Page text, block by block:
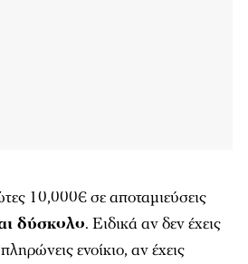
10,000€ σε αποταμιεύσεις
δύσκολο. Ειδικά αν δεν έχεις
ενοίκιο, αν έχεις